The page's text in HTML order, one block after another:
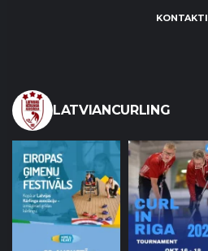
KONTAKTI
LATVIANCURLING